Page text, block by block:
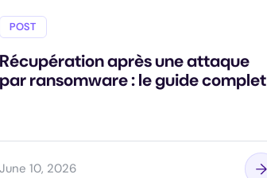
POST
Récupération après une attaque
par ransomware : le guide complet
June 10, 2026